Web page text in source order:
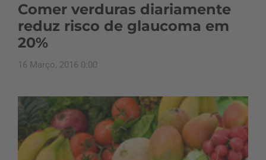
Comer verduras diariamente
reduz risco de glaucoma em
20%
16 Março, 2016 0:00